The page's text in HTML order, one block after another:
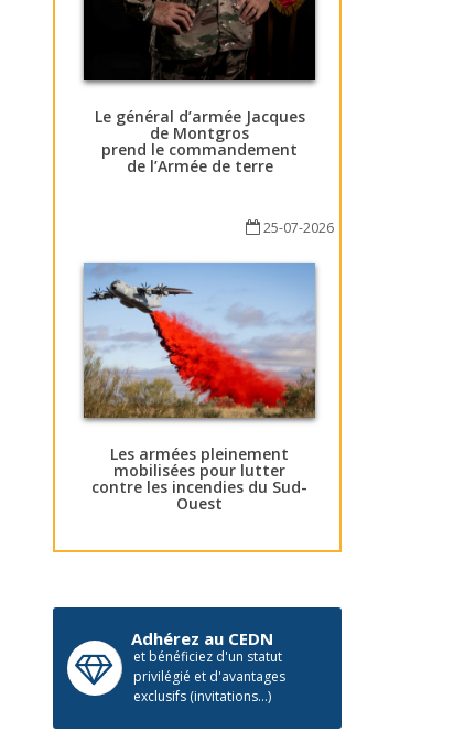
Le général d’armée Jacques
de Montgros
prend le commandement
de l’Armée de terre
25-07-2026
Les armées pleinement
mobilisées pour lutter
contre les incendies du Sud-
Ouest
Adhérez au CEDN
et bénéficiez d'un statut
privilégié et d'avantages
exclusifs (invitations...)